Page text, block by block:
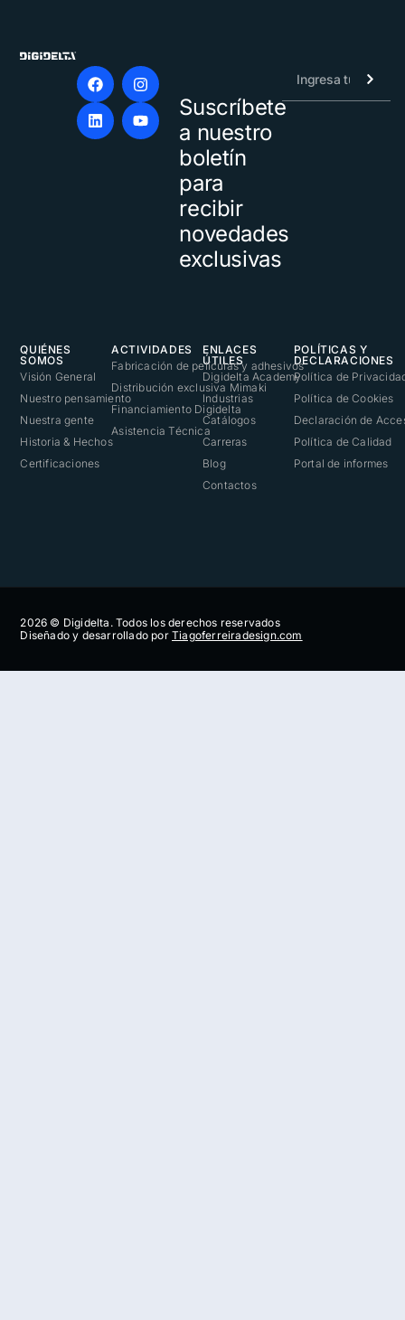
Suscríbete
a nuestro
boletín
para
recibir
novedades
exclusivas
Alternative:
QUIÉNES
SOMOS
Visión General
Nuestro pensamiento
Nuestra gente
Historia & Hechos
Certificaciones
ACTIVIDADES
Fabricación de películas y adhesivos
Distribución exclusiva Mimaki
Financiamiento Digidelta
Asistencia Técnica
ENLACES
ÚTILES
Digidelta Academy
Industrias
Catálogos
Carreras
Blog
Contactos
POLÍTICAS Y
DECLARACIONES
Política de
Política de Cookies
Declaración de
Política de Calidad
Portal de informes
2026 © Digidelta. Todos los derechos reservados
Diseñado y desarrollado porTiagoferreiradesign.com